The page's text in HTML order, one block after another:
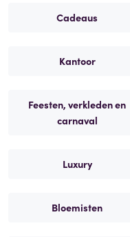
Cadeaus
Kantoor
Feesten, verkleden en
carnaval
Luxury
Bloemisten